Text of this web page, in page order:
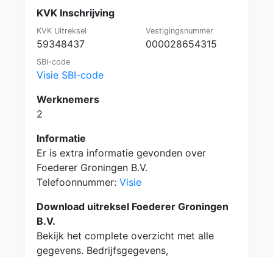
KVK Inschrijving
KVK Uitreksel
59348437
Vestigingsnummer
000028654315
SBI-code
Visie SBI-code
Werknemers
2
Informatie
Er is extra informatie gevonden over
Foederer Groningen B.V.
Telefoonnummer: Visie
Download uitreksel Foederer Groningen
B.V.
Bekijk het complete overzicht met alle
gegevens. Bedrijfsgegevens,